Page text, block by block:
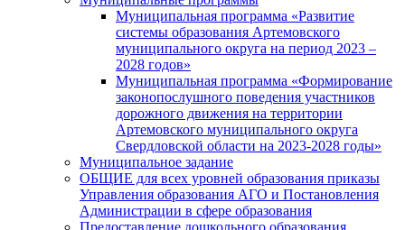
Муниципальная программа «Развитие
системы образования Артемовского
муниципального округа на период 2023 –
2028 годов»
Муниципальная программа «Формирование
законопослушного поведения участников
дорожного движения на территории
Артемовского муниципального округа
Свердловской области на 2023-2028 годы»
Муниципальное задание
ОБЩИЕ для всех уровней образования приказы
Управления образования АГО и Постановления
Администрации в сфере образования